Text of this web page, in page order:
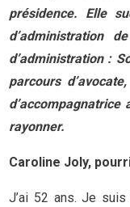
présidence. Elle
d’administration
d’administration :
parcours
rayonner.
Caroline Joly,
J’ai 52 ans. Je